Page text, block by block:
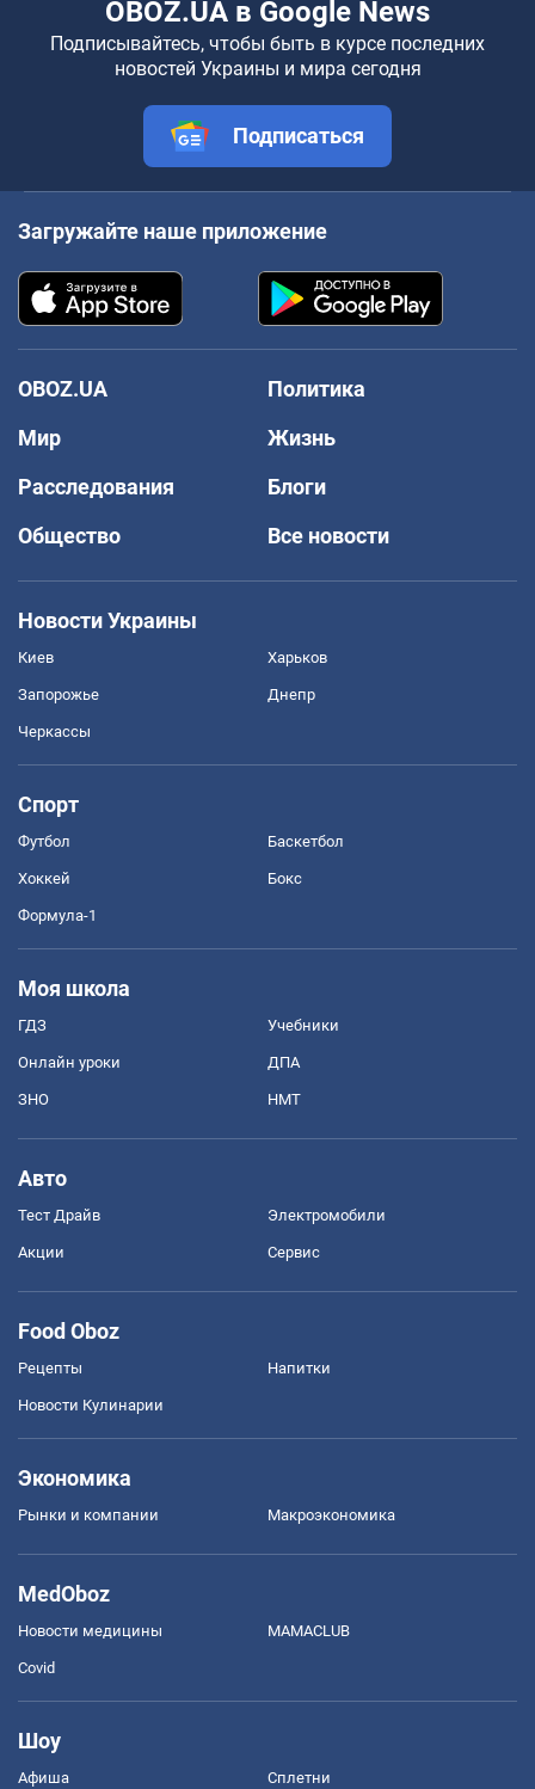
OBOZ.UA в Google News
Подписывайтесь, чтобы быть в курсе последних
новостей Украины и мира сегодня
Подписаться
Загружайте наше приложение
OBOZ.UA
Политика
Мир
Жизнь
Расследования
Блоги
Общество
Все новости
Новости Украины
Киев Харьков
Запорожье Днепр
Черкассы
Спорт
Футбол Баскетбол
Хоккей Бокс
Формула-1
Моя школа
ГДЗ Учебники
Онлайн уроки ДПА
ЗНО НМТ
Авто
Тест Драйв Электромобили
Акции Сервис
Food Oboz
Рецепты Напитки
Новости Кулинарии
Экономика
Рынки и компании Mакроэкономика
MedOboz
Новости медицины MAMACLUB
Covid
Шоу
Афиша Сплетни